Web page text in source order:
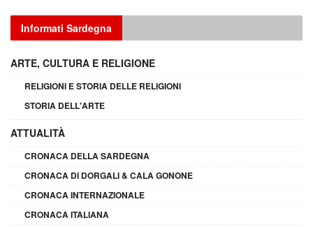
Informati Sardegna
ARTE, CULTURA E RELIGIONE
RELIGIONI E STORIA DELLE RELIGIONI
STORIA DELL'ARTE
ATTUALITÀ
CRONACA DELLA SARDEGNA
CRONACA DI DORGALI & CALA GONONE
CRONACA INTERNAZIONALE
CRONACA ITALIANA